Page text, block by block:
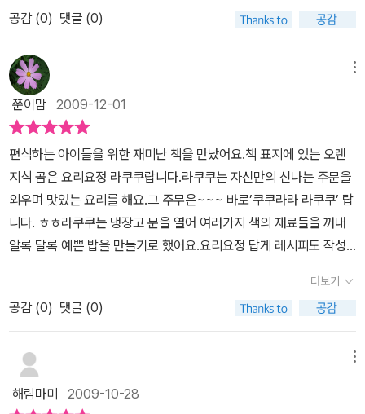
했는데평소 같으면 버럭 성을 냈겠지만 아이들이 좋아하고 잘 먹을
음날 또 비벼 먹었습니다.아이들이 야채 잘 안 먹어 똥이 되다 싶을 즈
음 이 책 슬그머니 내밀며 보자고 할 겁니다.그럼 또 오색비빔밥 해먹
자고 할테니까요. ^^
을 밥에 넣으면서 엄마와 함께 비빔밥 만드는 재미를 만끽할 수 있다.
요리요정 곰돌이 라쿠쿠는 요리하는 것을 좋아해요. '쿠쿠라라 라쿠
쿠' 신나는 주문을 외우면 맛있는 요리가 짜짜짠~~ 오늘은 무슨 요리
를만들까요?? 냉장고 문을 여니 맛있는 재료가 아주 많아요. 색깔도,
모양도, 맛도, 냄새도, 만져 보니 느낌도 달라요. 양배추, 피망, 버섯,
브로쿨리, 마늘,고추, 샐러리까지... 찬찬히 살핀 라쿠쿠. '오늘은 예쁜
밥을 만들거야.' 자, 주문을 먼저 외우고요. '쿠쿠라라 라쿠쿠, 두두두
두 둥!' 모락모락 구름처럼 하얀 밥이 짜자잔~~ 다음은 초록색 싱싱
한 야채를 자르고 밥 위에 얹어요. 초록색 향기가 폴폴폴~~ 호박은
착착착..오이는 송송송.. 상추는 툭툭툭..동글동굴... 눈이 시원하고 맑
아졌어요. 노란 달걀을 얹고 그 위에 빨간 고추장을 올려 놓아요. 후우
만 김과 참기름, 깨소금도 살살살..맛있는 비빔밥이 태어났어요. 짜
어요. 꼬옥 같이 먹을래요..
공감 (0) 댓글 (0)
쭌이맘 2009-12-01
편식하는 아이들을 위한 재미난 책을 만났어요.책 표지에 있는 오렌
지식 곰은 요리요정 라쿠쿠랍니다.라쿠쿠는 자신만의 신나는 주문을
외우며 맛있는 요리를 해요.그 주무은~~~ 바로’쿠쿠라라 라쿠쿠’ 랍
니다. ㅎㅎ라쿠쿠는 냉장고 문을 열어 여러가지 색의 재료들을 꺼내
알록 달록 예쁜 밥을 만들기로 했어요.요리요정 답게 레시피도 작성
지 하고밥을 지어요~~몽글 몽글 구름밥 쿠쿠라라 라쿠쿠밥 위에 초
록 숲의 향기로 뿌려주고 쿠쿠라라 라쿠쿠동그란 해님처럼 반짝반짝
노란 달걀을 올려요. 쿠쿠라라 라쿠쿠맵지 않게 나풀나풀 꽃잎처럼
고추장을 뿌려요. 쿠쿠라라 라쿠쿠마지막으로 시원한 바다향기를 담
고 있는 까만 김도 뿌려주세요. 쿠쿠라라 라쿠쿠두두두둥! 짠~~ 라쿠
쿠의 알라고 달록 예쁜 오색비빔밥이 완성되었어요.이렇게 아이와 함
더보기
공감 (0) 댓글 (0)
해림마미 2009-10-28